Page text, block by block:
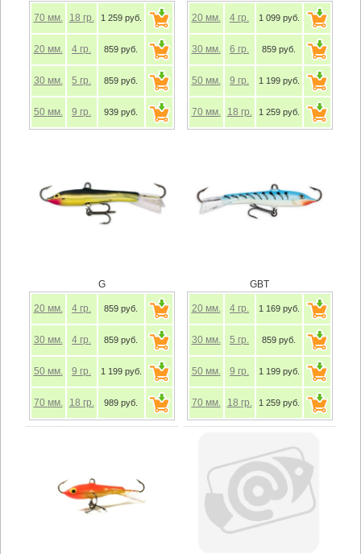
70 мм. 18 гр. 1 259 руб.
20 мм. 4 гр. 859 руб.
30 мм. 5 гр. 859 руб.
50 мм. 9 гр. 939 руб.
20 мм. 4 гр. 1 099 руб.
30 мм. 6 гр. 859 руб.
50 мм. 9 гр. 1 199 руб.
70 мм. 18 гр. 1 259 руб.
G
20 мм. 4 гр. 859 руб.
30 мм. 4 гр. 859 руб.
50 мм. 9 гр. 1 199 руб.
70 мм. 18 гр. 989 руб.
GBT
20 мм. 4 гр. 1 169 руб.
30 мм. 5 гр. 859 руб.
50 мм. 9 гр. 1 199 руб.
70 мм. 18 гр. 1 259 руб.